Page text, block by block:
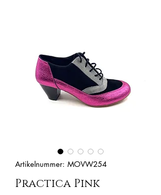
Artikelnummer: MOVW254
Practica Pink